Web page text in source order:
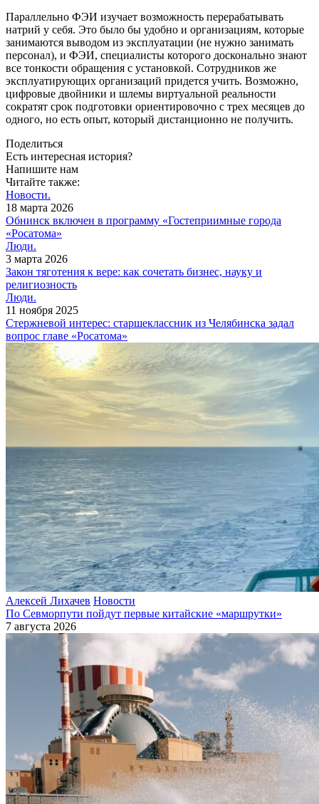
Параллельно ФЭИ изучает возможность перерабатывать
натрий у себя. Это было бы удобно и организациям, которые
занимаются выводом из эксплуатации (не нужно занимать
персонал), и ФЭИ, специалисты которого досконально знают
все тонкости обращения с установкой. Сотрудников же
эксплуатирующих организаций придется учить. Возможно,
цифровые двойники и шлемы виртуальной реальности
сократят срок подготовки ориентировочно с трех месяцев до
одного, но есть опыт, который дистанционно не получить.
Поделиться
Есть интересная история?
Напишите нам
Читайте также:
Новости.
18 марта 2026
Обнинск включен в программу «Гостеприимные города
«Росатома»
Люди.
3 марта 2026
Закон тяготения к вере: как сочетать бизнес, науку и
религиозность
Люди.
11 ноября 2025
Стержневой интерес: старшеклассник из Челябинска задал
вопрос главе «Росатома»
Алексей Лихачев Новости
По Севморпути пойдут первые китайские «маршрутки»
7 августа 2026